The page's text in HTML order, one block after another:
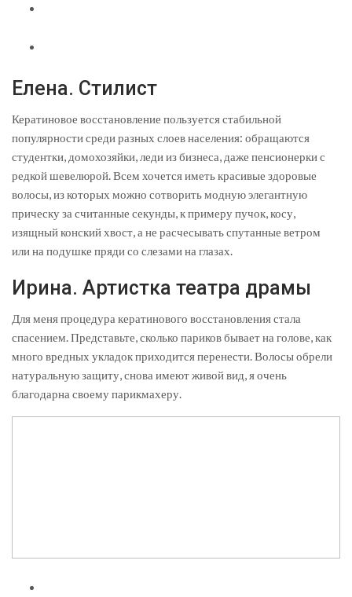
Елена. Cтилист
Кератиновое восстановление пользуется стабильной
популярности среди разных слоев населения: обращаются
студентки, домохозяйки, леди из бизнеса, даже пенсионерки с
редкой шевелюрой. Всем хочется иметь красивые здоровые
волосы, из которых можно сотворить модную элегантную
прическу за считанные секунды, к примеру пучок, косу,
изящный конский хвост, а не расчесывать спутанные ветром
или на подушке пряди со слезами на глазах.
Ирина. Артистка театра драмы
Для меня процедура кератинового восстановления стала
спасением. Представьте, сколько париков бывает на голове, как
много вредных укладок приходится перенести. Волосы обрели
натуральную защиту, снова имеют живой вид, я очень
благодарна своему парикмахеру.